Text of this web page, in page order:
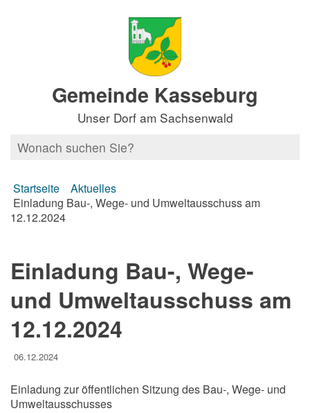
Gemeinde Kasseburg
Unser Dorf am Sachsenwald
Startseite
Aktuelles
Einladung Bau-, Wege- und Umweltausschuss am
12.12.2024
Einladung Bau-, Wege-
und Umweltausschuss am
12.12.2024
06.12.2024
Einladung zur öffentlichen Sitzung des Bau-, Wege- und
Umweltausschusses